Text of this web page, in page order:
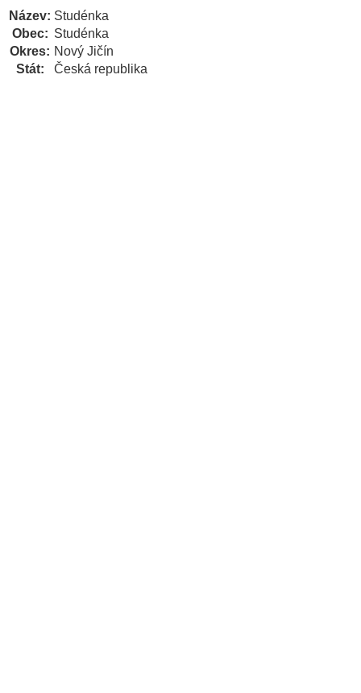
Název: Studénka
Obec: Studénka
Okres: Nový Jičín
Stát:
Česká republika